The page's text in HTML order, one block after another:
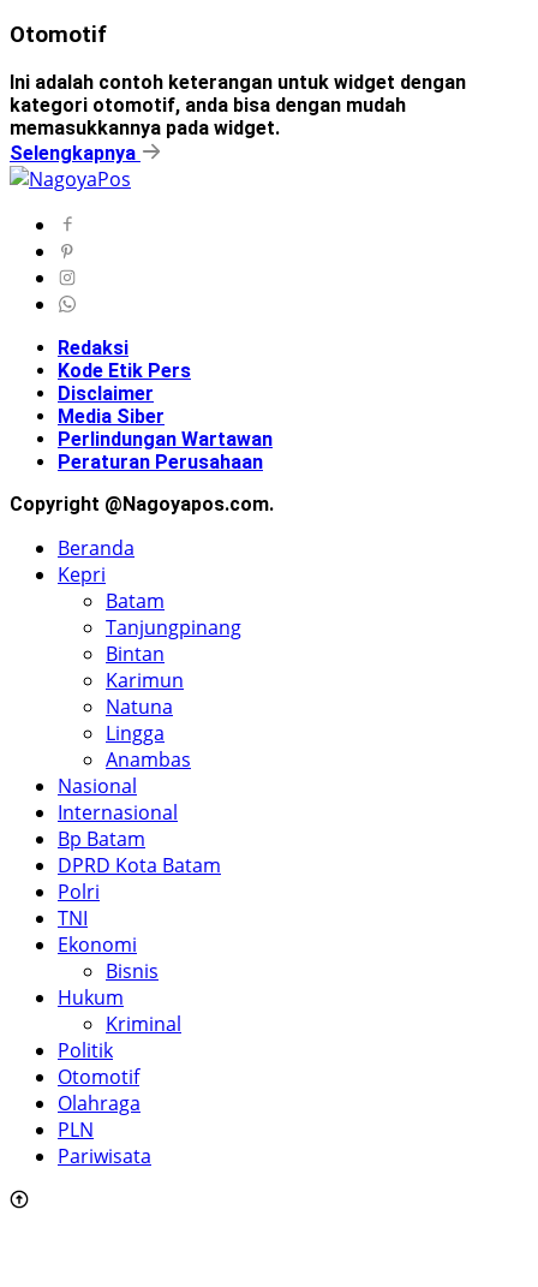
Otomotif
Ini adalah contoh keterangan untuk widget dengan
kategori otomotif, anda bisa dengan mudah
memasukkannya pada widget.
Selengkapnya
Redaksi
Kode Etik Pers
Disclaimer
Media Siber
Perlindungan Wartawan
Peraturan Perusahaan
Copyright @Nagoyapos.com.
Beranda
Kepri
Batam
Tanjungpinang
Bintan
Karimun
Natuna
Lingga
Anambas
Nasional
Internasional
Bp Batam
DPRD Kota Batam
Polri
TNI
Ekonomi
Bisnis
Hukum
Kriminal
Politik
Otomotif
Olahraga
PLN
Pariwisata